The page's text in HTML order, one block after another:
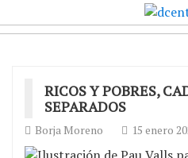
RICOS Y POBRES,
SEPARADOS
Borja Moreno 15 enero